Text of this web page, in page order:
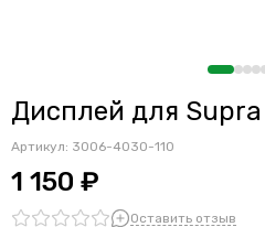
Дисплей для Supra
Артикул: 3006-4030-110
1 150 ₽
Оставить отзыв